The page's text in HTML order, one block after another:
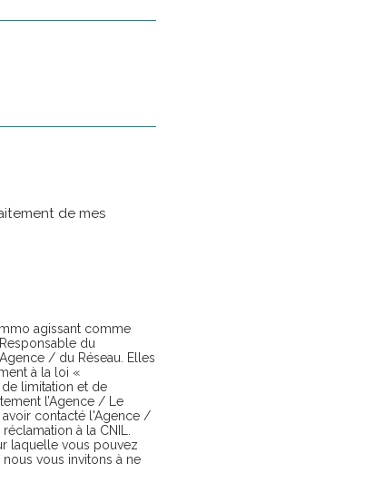
de mes
agissant comme
du
/ du Réseau. Elles
à la loi «
de limitation et de
l’Agence / Le
avoir contacté l'Agence /
à la CNIL.
laquelle vous pouvez
vous invitons à ne